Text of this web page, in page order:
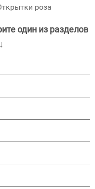
роза
один из разделов